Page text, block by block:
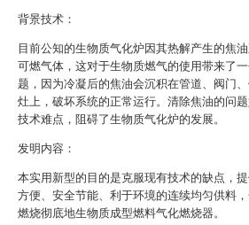
背景技术：
目前公知的生物质气化炉因其热解产生的焦
可燃气体，这对于生物质燃气的使用带来了
题，因为冷凝后的焦油会沉积在管道、阀门
灶上，破坏系统的正常运行。清除焦油的问
技术难点，阻碍了生物质气化炉的发展。
发明内容：
本实用新型的目的是克服现有技术的缺点，
方便、安全节能、利于环境的连续均匀供料，
燃烧彻底地生物质成型燃料气化燃烧器。